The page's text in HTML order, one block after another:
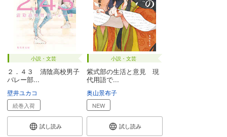
小説・文芸
２．４３ 清陰高校男子
バレー部...
壁井ユカコ
続巻入荷
試し読み
小説・文芸
紫式部の生活と意見 現
代用語で...
奥山景布子
NEW
試し読み